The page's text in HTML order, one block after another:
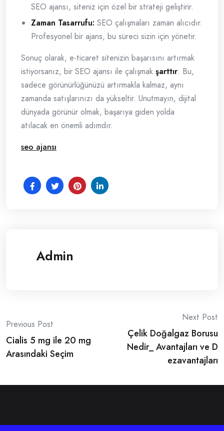
SEO ajansı, siteniz için özel bir strateji geliştirir.
Zaman Tasarrufu: SEO çalışmaları zaman alıcıdır.
Profesyonel bir ajans, bu süreci sizin için yönetir.
Sonuç olarak, e-ticaret sitenizin başarısını artırmak
istiyorsanız, bir SEO ajansı ile çalışmak şarttır. Bu,
sadece görünürlüğünüzü artırmakla kalmaz, aynı
zamanda satışlarınızı da yükseltir. Unutmayın, dijital
dünyada görünür olmak, başarıya giden yolda
atılacak en önemli adımdır.
seo ajansı
Admin
Post
navigation
Previous Post
Cialis 5 mg ile 20 mg
Arasındaki Seçim
Next Post
Çelik Doğalgaz Borusu
Nedir_ Avantajları ve D
ezavantajları